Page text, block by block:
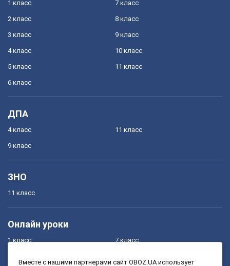
1 класс
2 класс
3 класс
4 класс
5 класс
6 класс
7 класс
8 класс
9 класс
10 класс
11 класс
ДПА
4 класс
9 класс
11 класс
ЗНО
11 класс
Онлайн уроки
1 класс 7 класс
Вместе с нашими партнерами сайт OBOZ.UA использует